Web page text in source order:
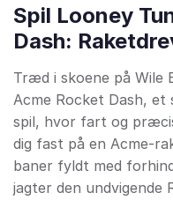
Spil Looney
Dash:
Træd i skoene på Wile
Acme Rocket Dash,
spil, hvor fart og
dig fast på en Acme-
baner fyldt med
jagter den undvigende